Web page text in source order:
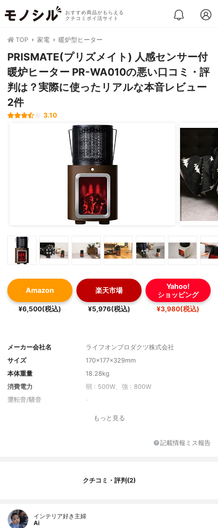
おすすめ商品がもらえる
クチコミポイ活サイト
TOP 家電 暖炉型ヒーター
PRISMATE(プリズメイト) 人感センサー付
暖炉ヒーター PR-WA010の悪い口コミ・評
判は？実際に使ったリアルな本音レビュー
2件
3.10
Amazon
¥6,500(税込)
楽天市場
¥5,976(税込)
Yahoo!
ショッピング
¥3,980(税込)
メーカー会社名
ライフオンプロダクツ株式会社
サイズ
170×177×329mm
本体重量
18.28kg
消費電力
弱 : 500W、強 : 800W
運転音/騒音
ABS、PP、PBT+GF
倒時オフ機能
もっと見る
記載情報ミス報告
クチコミ・評判(2)
インテリア好き主婦
Ai